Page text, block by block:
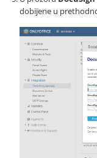
dobijene u